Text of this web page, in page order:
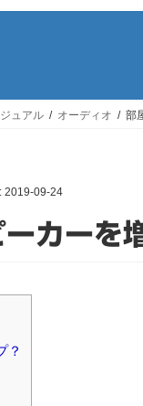
ュアル オーディオ 部
2019-09-24
カーを
？